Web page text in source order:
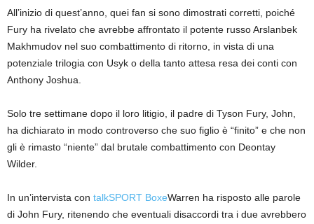
All’inizio di quest’anno, quei fan si sono dimostrati corretti, poiché
Fury ha rivelato che avrebbe affrontato il potente russo Arslanbek
Makhmudov nel suo combattimento di ritorno, in vista di una
potenziale trilogia con Usyk o della tanto attesa resa dei conti con
Anthony Joshua.
Solo tre settimane dopo il loro litigio, il padre di Tyson Fury, John,
ha dichiarato in modo controverso che suo figlio è “finito” e che non
gli è rimasto “niente” dal brutale combattimento con Deontay
Wilder.
In un’intervista con talkSPORT BoxeWarren ha risposto alle parole
di John Fury, ritenendo che eventuali disaccordi tra i due avrebbero